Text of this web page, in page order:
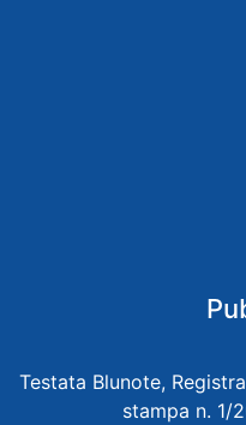
Testata Blunote,
stampa n. 1/